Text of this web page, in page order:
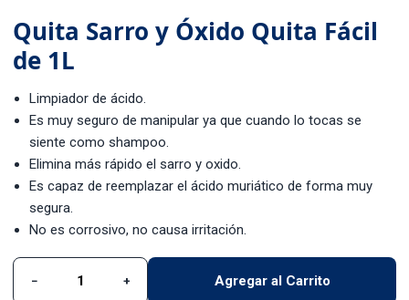
Quita Sarro y Óxido Quita Fácil
de 1L
Limpiador de ácido.
Es muy seguro de manipular ya que cuando lo tocas se
siente como shampoo.
Elimina más rápido el sarro y oxido.
Es capaz de reemplazar el ácido muriático de forma muy
segura.
No es corrosivo, no causa irritación.
Quita Sarro y Óxido Quita Fácil de 1L quantity
− + Agregar al Carrito